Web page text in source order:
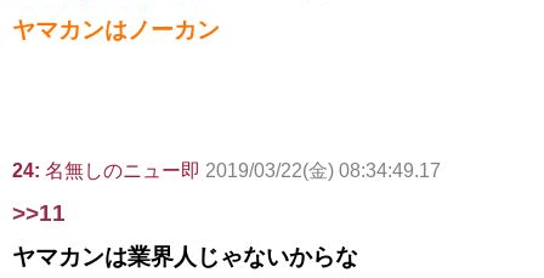
ヤマカンはノーカン
24: 名無しのニュー即 2019/03/22(金) 08:34:49.17
>>11
ヤマカンは業界人じゃないからな